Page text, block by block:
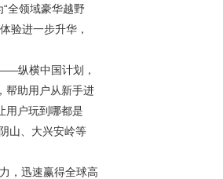
全领域豪华越野
验进一步升华，
纵横中国计划，
帮助用户从新手进
用户玩到哪都是
山、大兴安岭等
，迅速赢得全球高